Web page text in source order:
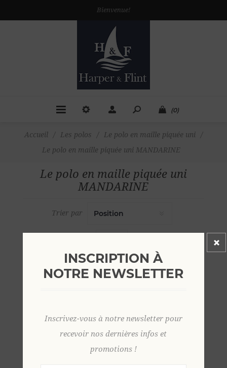
Bienvenue!
(0)
Accueil / Les polos / Le polo en maille piquée uni
/
Le polo en maille piquée uni MANDARINE
Le polo en maille piquée uni
MANDARINE
Trier par
INSCRIPTION À
NOTRE NEWSLETTER
Inscrivez-vous à notre newsletter pour
recevoir nos dernières infos et
promotions !